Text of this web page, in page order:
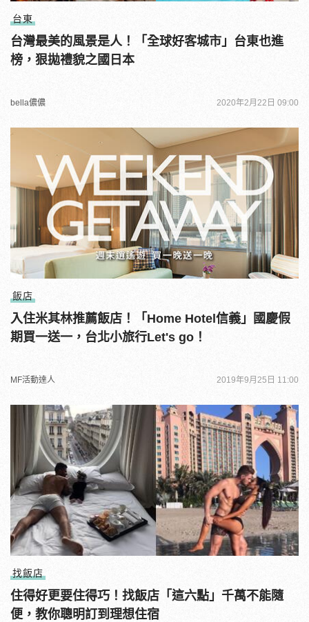
台東
台灣最美的風景是人！「全球好客城市」台東也進
榜，狠拋禮貌之國日本
bella儂儂 2020年2月22日 09:00
飯店
入住米其林推薦飯店！「Home Hotel信義」國慶假
期買一送一，台北小旅行Let's go！
MF活動達人 2019年9月25日 11:00
找飯店
住得好更要住得巧！找飯店「這六點」千萬不能隨
便，教你聰明訂到理想住宿